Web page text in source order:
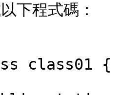
下程式碼：
class01 {